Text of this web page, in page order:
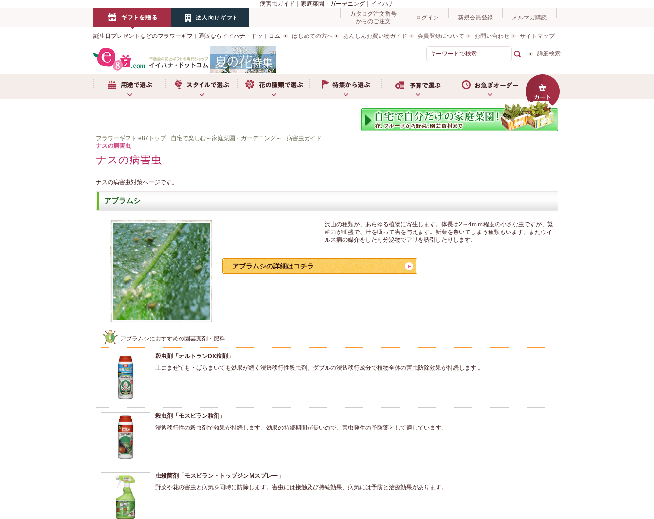
病害虫ガイド｜家庭菜園・ガーデニング｜イイハナ
カタログ注文番号
からのご注文
ログイン 新規会員登録 メルマガ購読
誕生日プレゼントなどのフラワーギフト通販ならイイハナ・ドットコム はじめての方へ あんしんお買い物ガイド 会員登録について お問い合わせ サイトマップ
詳細検索
フラワーギフト e87トップ 自宅で楽しむ～家庭菜園・ガーデニング～
病害虫ガイド
ナスの病害虫
ナスの病害虫
ナスの病害虫対策ページです。
アブラムシ
沢山の種類が、あらゆる植物に寄生します。体長は2～4ｍｍ程度の小さな虫ですが、繁
殖力が旺盛で、汁を吸って害を与えます。新葉を巻いてしまう種類もいます。またウイ
ルス病の媒介をしたり分泌物でアリを誘引したりします。
アブラムシの詳細はコチラ
アブラムシにおすすめの園芸薬剤・肥料
殺虫剤「オルトランDX粒剤」
土にまぜても・ばらまいても効果が続く浸透移行性殺虫剤。ダブルの浸透移行成分で植物全体の害虫防除効果が持続します 。
殺虫剤「モスピラン粒剤」
浸透移行性の殺虫剤で効果が持続します。効果の持続期間が長いので、害虫発生の予防薬として適しています。
虫殺菌剤「モスピラン・トップジンＭスプレー」
野菜や花の害虫と病気を同時に防除します。害虫には接触及び持続効果、病気には予防と治療効果があります。